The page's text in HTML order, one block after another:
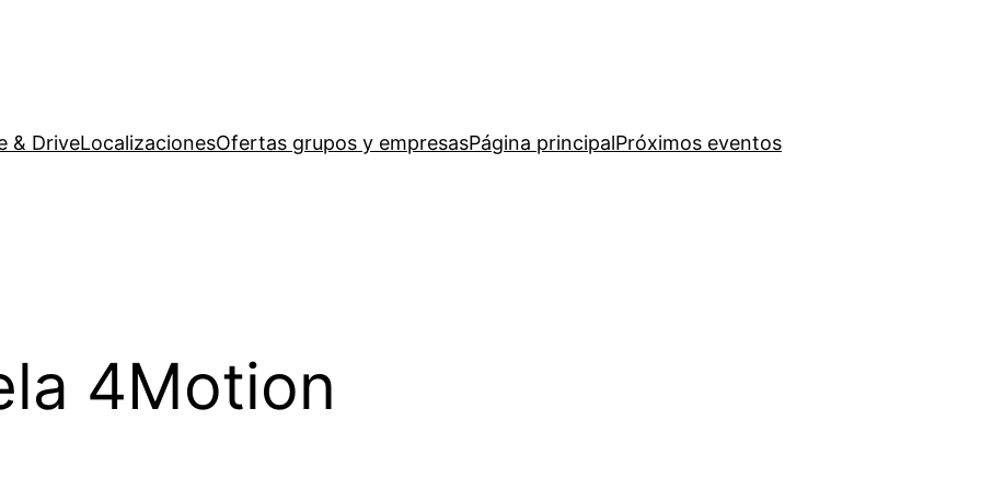
& DriveLocalizacionesOfertas grupos y empresasPágina principalPróximos eventos
4Motion